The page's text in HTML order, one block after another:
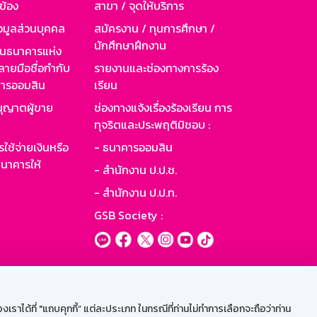
ได้ที่ "แถบคุกกี้” แต่ละประเภท ในกรณีที่ท่านไม่ทำการเลือกจะถือว่าท่าน
อง
มูลส่วนบุคคล
นาคารแห่ง
ายมือชื่อกำกับ
รออมสิน
ญาตผู้ขาย
ช้จ่ายเงินหรือ
คารให้
สาขา / จุดให้บริการ
สมัครงาน / ทุนการศึกษา /
นักศึกษาฝึกงาน
รายงานและช่องทางการร้อง
เรียน
ช่องทางแจ้งเรื่องร้องเรียน การ
ทุจริตและประพฤติมิชอบ :
- ธนาคารออมสิน
- สำนักงาน ป.ป.ช.
- สำนักงาน ป.ป.ท.
GSB Society :